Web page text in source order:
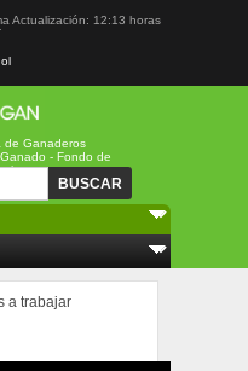
Actualización: 12:13 horas
de Ganaderos
- Fondo de
a trabajar